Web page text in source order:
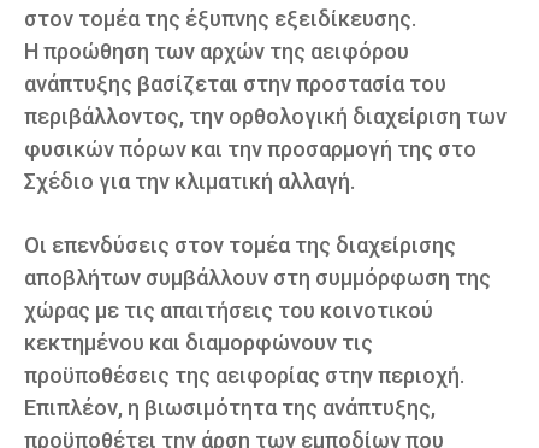
στον τομέα της έξυπνης εξειδίκευσης.
Η προώθηση των αρχών της αειφόρου
ανάπτυξης βασίζεται στην προστασία του
περιβάλλοντος, την ορθολογική διαχείριση των
φυσικών πόρων και την προσαρμογή της στο
Σχέδιο για την κλιματική αλλαγή.
Οι επενδύσεις στον τομέα της διαχείρισης
αποβλήτων συμβάλλουν στη συμμόρφωση της
χώρας με τις απαιτήσεις του κοινοτικού
κεκτημένου και διαμορφώνουν τις
προϋποθέσεις της αειφορίας στην περιοχή.
Επιπλέον, η βιωσιμότητα της ανάπτυξης,
προϋποθέτει την άρση των εμποδίων που